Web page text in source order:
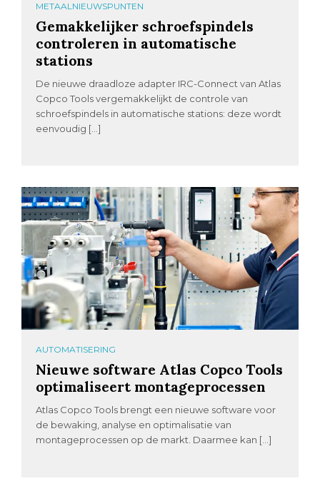
METAALNIEUWSPUNTEN
Gemakkelijker schroefspindels
controleren in automatische
stations
De nieuwe draadloze adapter IRC-Connect van Atlas
Copco Tools vergemakkelijkt de controle van
schroefspindels in automatische stations: deze wordt
eenvoudig […]
AUTOMATISERING
Nieuwe software Atlas Copco Tools
optimaliseert montageprocessen
Atlas Copco Tools brengt een nieuwe software voor
de bewaking, analyse en optimalisatie van
montageprocessen op de markt. Daarmee kan […]